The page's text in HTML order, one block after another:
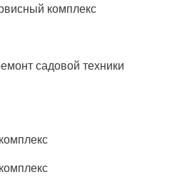
комплекс
садовой техники